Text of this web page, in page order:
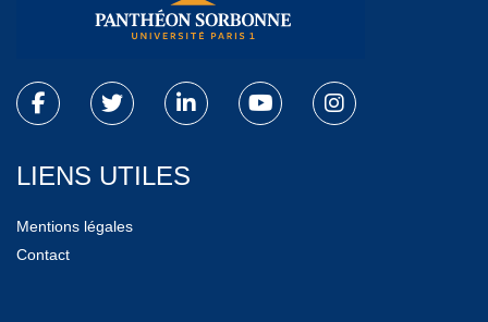
LIENS UTILES
Mentions légales
Contact